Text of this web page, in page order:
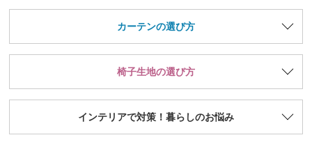
カーテンの選び方
椅子生地の選び方
インテリアで対策！暮らしのお悩み